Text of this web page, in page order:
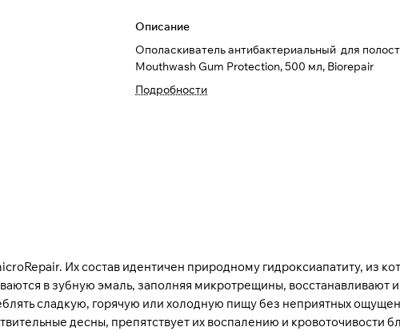
Описание
Ополаскиватель антибактериальный для
Mouthwash Gum Protection, 500 мл, Biorepair
Подробности
Их состав идентичен природному гидроксиапатиту, из
в зубную эмаль, заполняя микротрещины, восстанавливают
сладкую, горячую или холодную пищу без неприятных
десны, препятствует их воспалению и кровоточивости